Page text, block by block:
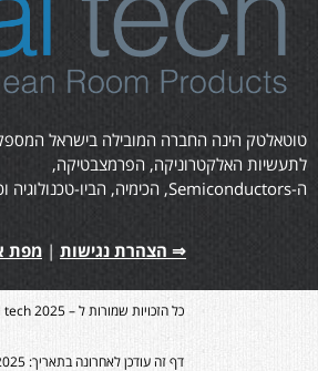
טוטאלטק הינה החברה המובילה בישראל
לתעשיות האלקטרוניקה, הפרמצבטיקה,
ה-Semiconductors, הכימיה, הביו-טכנולוגיה וכן התעשיות הצבאיות.
⇒ הצהרת נגישות | מפת
כל הזכויות שמורות ל – Total tech 2025 ©
דף זה עודכן לאחרונה בתאריך: 15.07.2025